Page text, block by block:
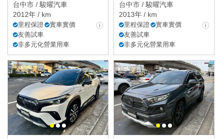
台中市 /駿曜汽車
2012年 / km
里程保證
實車實價
友善試車
非多元化營業用車
台中市 /駿曜汽車
2013年 / km
里程保證
實車實價
友善試車
非多元化營業用車